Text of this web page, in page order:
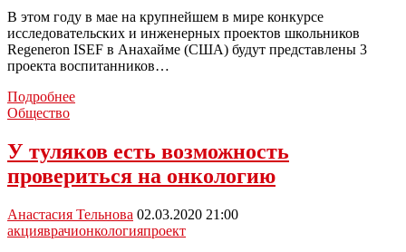
В этом году в мае на крупнейшем в мире конкурсе
исследовательских и инженерных проектов школьников
Regeneron ISEF в Анахайме (США) будут представлены 3
проекта воспитанников…
ПодробнееНовомосковец
на
Regeneron
Science
Общество
У туляков есть возможность
провериться на онкологию
Анастасия Тельнова 02.03.2020 21:00
акцияврачионкологияпроект